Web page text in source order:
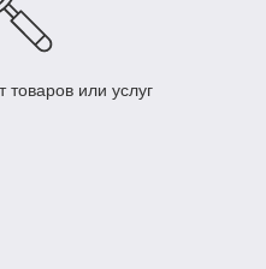
или услуг